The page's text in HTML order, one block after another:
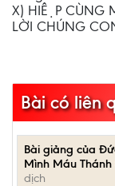
X) HIỆP CÙNG
LỜI CHÚNG
Bài có liên
Bài giảng của
Mình Máu
dịch